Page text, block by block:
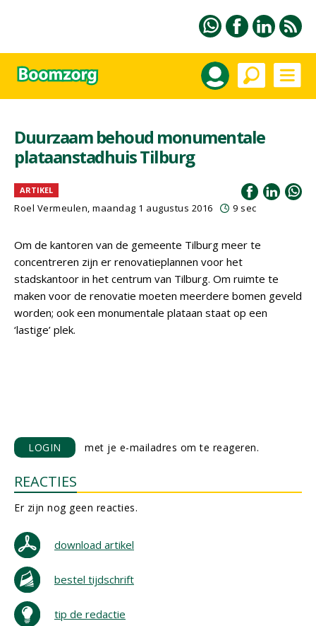
Duurzaam behoud monumentale
plataanstadhuis Tilburg
ARTIKEL
Roel Vermeulen, maandag 1 augustus 2016 9 sec
Om de kantoren van de gemeente Tilburg meer te
concentreren zijn er renovatieplannen voor het
stadskantoor in het centrum van Tilburg. Om ruimte te
maken voor de renovatie moeten meerdere bomen geveld
worden; ook een monumentale plataan staat op een
‘lastige’ plek.
LOGIN met je e-mailadres om te reageren.
REACTIES
Er zijn nog geen reacties.
download artikel
bestel tijdschrift
tip de redactie